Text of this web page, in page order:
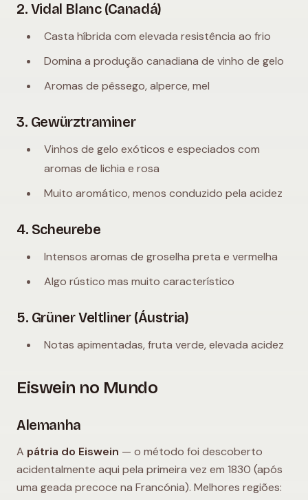
2. Vidal Blanc (Canadá)
Casta híbrida com elevada resistência ao frio
Domina a produção canadiana de vinho de gelo
Aromas de pêssego, alperce, mel
3. Gewürztraminer
Vinhos de gelo exóticos e especiados com
aromas de lichia e rosa
Muito aromático, menos conduzido pela acidez
4. Scheurebe
Intensos aromas de groselha preta e vermelha
Algo rústico mas muito característico
5. Grüner Veltliner (Áustria)
Notas apimentadas, fruta verde, elevada acidez
Eiswein no Mundo
Alemanha
A pátria do Eiswein — o método foi descoberto
acidentalmente aqui pela primeira vez em 1830 (após
uma geada precoce na Francónia). Melhores regiões: